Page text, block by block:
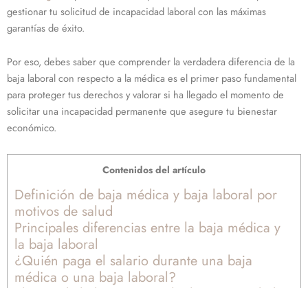
gestionar tu solicitud de incapacidad laboral con las máximas
garantías de éxito.
Por eso, debes saber que comprender la verdadera diferencia de la
baja laboral con respecto a la médica es el primer paso fundamental
para proteger tus derechos y valorar si ha llegado el momento de
solicitar una incapacidad permanente que asegure tu bienestar
económico.
Contenidos del artículo
Definición de baja médica y baja laboral por
motivos de salud
Principales diferencias entre la baja médica y
la baja laboral
¿Quién paga el salario durante una baja
médica o una baja laboral?